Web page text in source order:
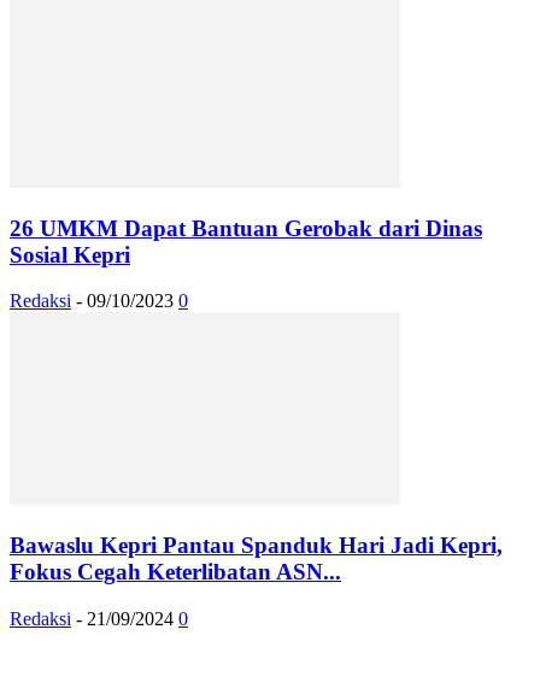
26 UMKM Dapat Bantuan Gerobak dari Dinas
Sosial Kepri
Redaksi - 09/10/2023 0
Bawaslu Kepri Pantau Spanduk Hari Jadi Kepri,
Fokus Cegah Keterlibatan ASN...
Redaksi - 21/09/2024 0